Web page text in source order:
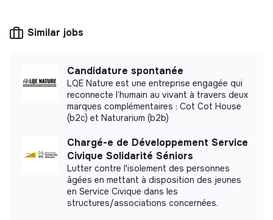
Website
Company
< 15 persons
Consulting
Impact study
PROBITAS did not yet communicate its impact
measurement.
Similar jobs
Candidature spontanée
LQE Nature est une entreprise engagée qui
reconnecte l’humain au vivant à travers deux
marques complémentaires : Cot Cot House
(b2c) et Naturarium (b2b)
Chargé-e de Développement Service
Civique Solidarité Séniors
Lutter contre l'isolement des personnes
âgées en mettant à disposition des jeunes
en Service Civique dans les
structures/associations concernées.